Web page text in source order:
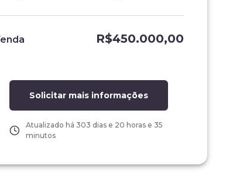
R$450.000,00
Solicitar mais informações
Atualizado há 303 dias e 20 horas e 35
minutos